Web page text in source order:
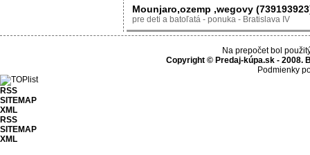
Mounjaro,ozemp ,wegovy
pre deti a batoľatá - ponuka - Bratislava IV
Na prepočet bol
Copyright © Predaj-kúpa.sk - 2008.
Podmienky
RSS
SITEMAP
XML
RSS
SITEMAP
XML